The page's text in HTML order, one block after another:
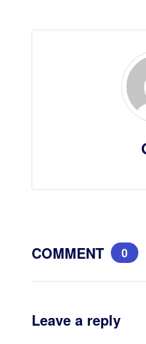
COMMENT 0
Leave a reply